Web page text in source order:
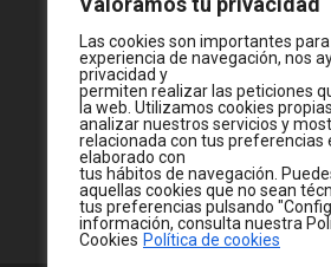
Las cookies son importantes
experiencia de navegación, nos
privacidad y
permiten realizar las peticiones
la web. Utilizamos cookies
analizar nuestros servicios y
relacionada con tus preferencias
elaborado con
tus hábitos de navegación.
aquellas cookies que no sean
tus preferencias pulsando
información, consulta nuestra
Cookies Política de cookies